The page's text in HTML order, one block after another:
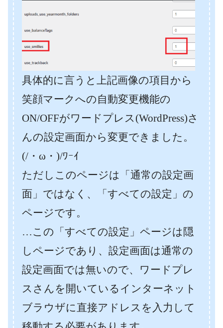
具体的に言うと上記画像の項目から
笑顔マークへの自動変更機能の
ON/OFFがワードプレス(WordPress)さ
んの設定画面から変更できました。
(/・ω・)/ﾜｰｲ
ただしこのページは「通常の設定画
面」ではなく、「すべての設定」の
ページです。
…この「すべての設定」ページは隠
しページであり、設定画面は通常の
設定画面では無いので、ワードプレ
スさんを開いているインターネット
ブラウザに直接アドレスを入力して